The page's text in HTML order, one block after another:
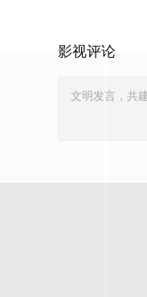
影视评论